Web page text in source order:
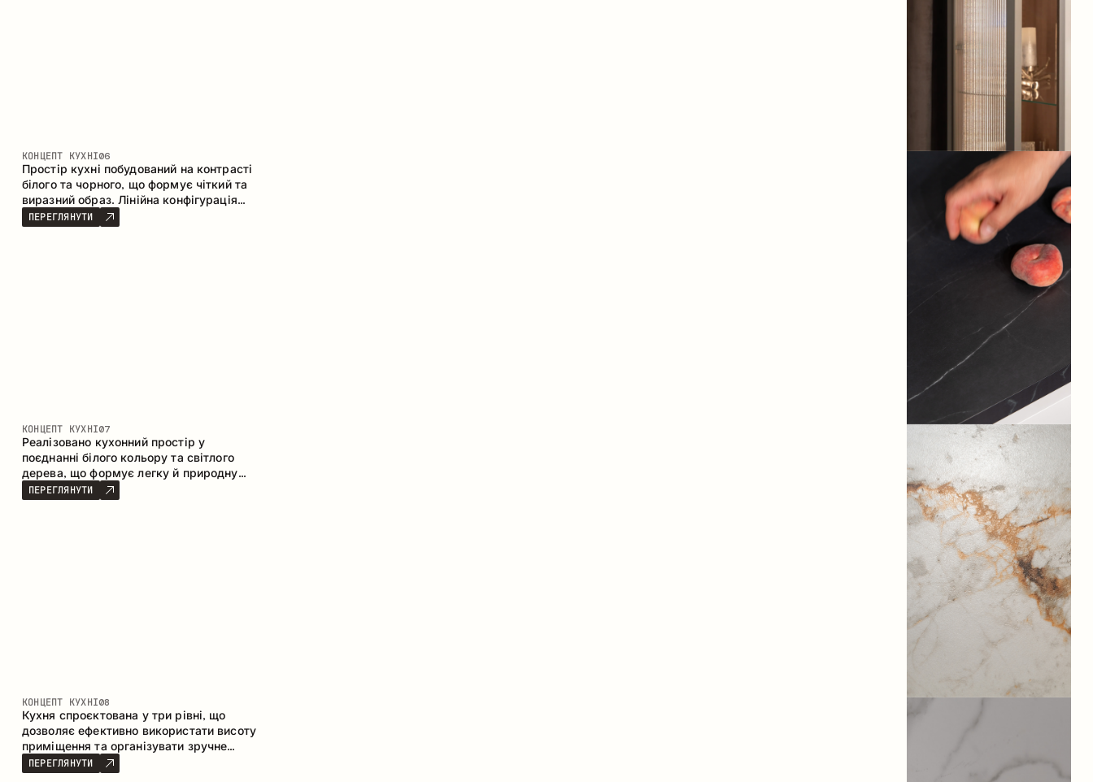
КОНЦЕПТ КУХНІ06
Простір кухні побудований на контрасті
білого та чорного, що формує чіткий та
виразний образ. Лінійна конфігурація
підкреслює лаконічність та
впорядкованість інтер’єру.
ПЕРЕГЛЯНУТИ
КОНЦЕПТ КУХНІ07
Реалізовано кухонний простір у
поєднанні білого кольору та світлого
дерева, що формує легку й природну
атмосферу. П-подібна конфігурація
забезпечує ергономіку та зручність у
ПЕРЕГЛЯНУТИ
КОНЦЕПТ КУХНІ08
Кухня спроєктована у три рівні, що
дозволяє ефективно використати висоту
приміщення та організувати зручне
зберігання. Лінійна конфігурація
підкреслює лаконічність і цілісність
ПЕРЕГЛЯНУТИ